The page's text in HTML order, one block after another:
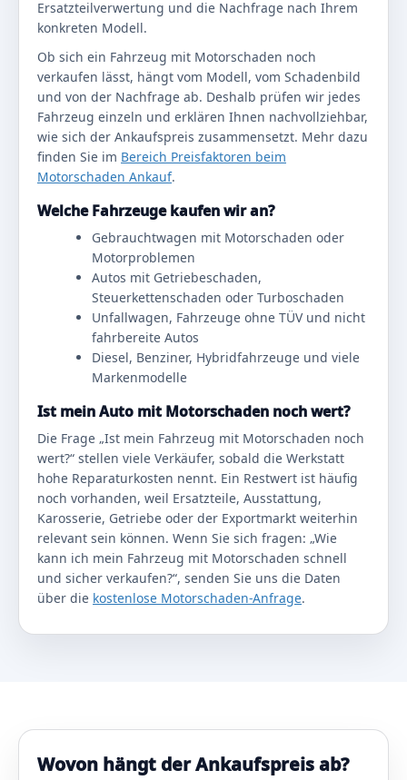
Ersatzteilverwertung und die Nachfrage nach Ihrem
konkreten Modell.
Ob sich ein Fahrzeug mit Motorschaden noch
verkaufen lässt, hängt vom Modell, vom Schadenbild
und von der Nachfrage ab. Deshalb prüfen wir jedes
Fahrzeug einzeln und erklären Ihnen nachvollziehbar,
wie sich der Ankaufspreis zusammensetzt. Mehr dazu
finden Sie im Bereich Preisfaktoren beim
Motorschaden Ankauf.
Welche Fahrzeuge kaufen wir an?
Gebrauchtwagen mit Motorschaden oder
Motorproblemen
Autos mit Getriebeschaden,
Steuerkettenschaden oder Turboschaden
Unfallwagen, Fahrzeuge ohne TÜV und nicht
fahrbereite Autos
Diesel, Benziner, Hybridfahrzeuge und viele
Markenmodelle
Ist mein Auto mit Motorschaden noch wert?
Die Frage „Ist mein Fahrzeug mit Motorschaden noch
wert?“ stellen viele Verkäufer, sobald die Werkstatt
hohe Reparaturkosten nennt. Ein Restwert ist häufig
noch vorhanden, weil Ersatzteile, Ausstattung,
Karosserie, Getriebe oder der Exportmarkt weiterhin
relevant sein können. Wenn Sie sich fragen: „Wie
kann ich mein Fahrzeug mit Motorschaden schnell
und sicher verkaufen?“, senden Sie uns die Daten
über die kostenlose Motorschaden-Anfrage.
Wovon hängt der Ankaufspreis ab?